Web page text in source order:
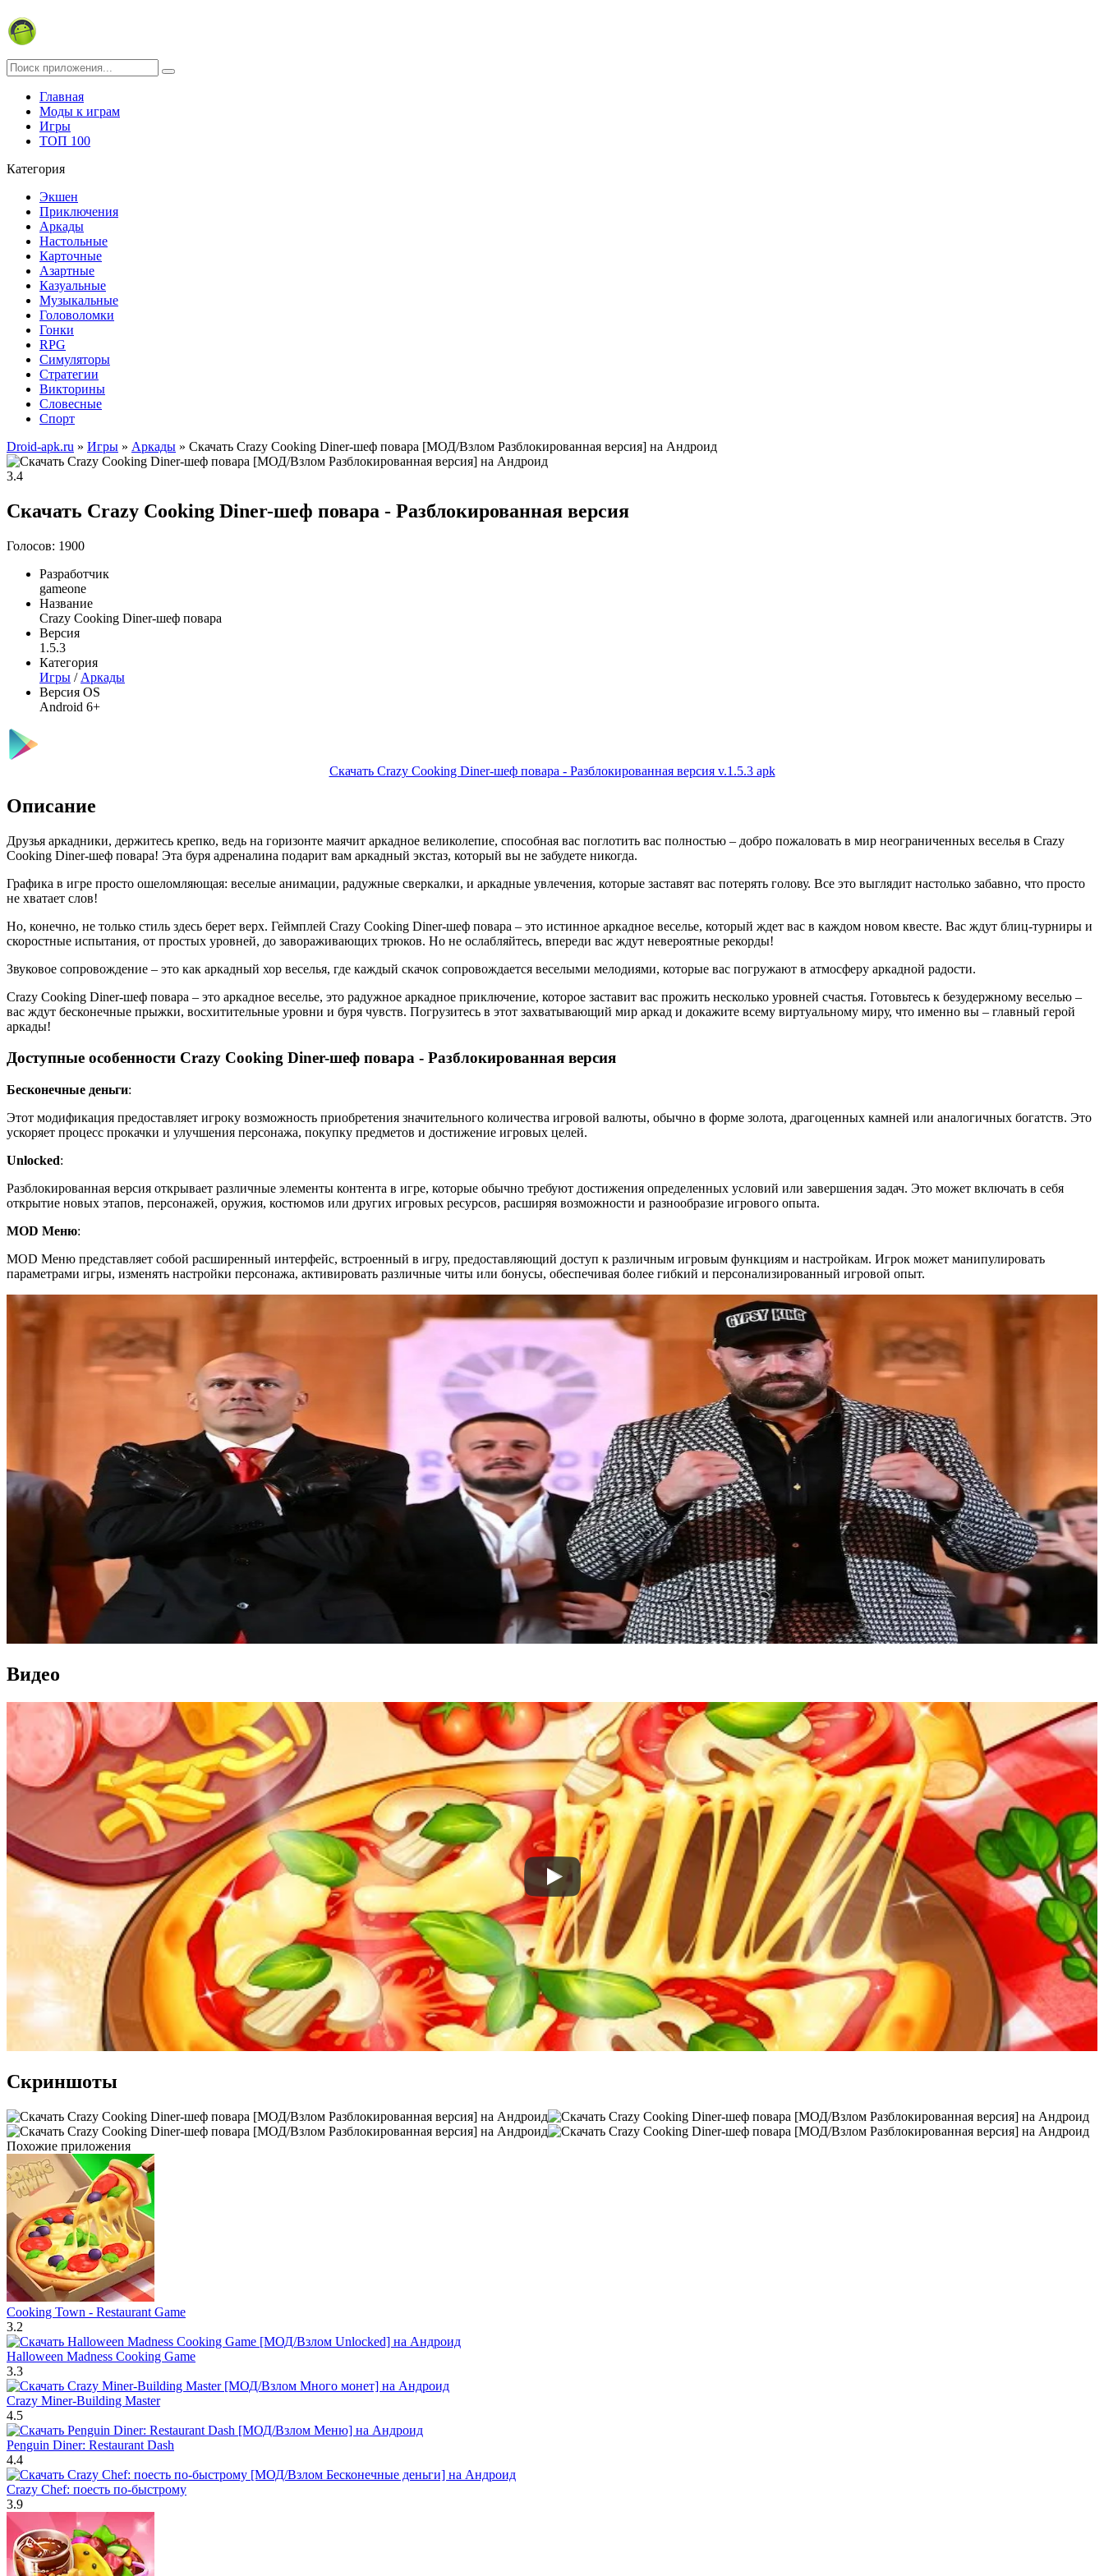
Главная
Моды к играм
Игры
ТОП 100
Категория
Экшен
Приключения
Аркады
Настольные
Карточные
Азартные
Казуальные
Музыкальные
Головоломки
Гонки
RPG
Симуляторы
Стратегии
Викторины
Словесные
Спорт
Droid-apk.ru » Игры » Аркады » Скачать Crazy Cooking Diner-шеф повара [МОД/Взлом Разблокированная версия] на Андроид
3.4
Скачать Crazy Cooking Diner-шеф повара - Разблокированная версия
Голосов: 1900
Разработчик
gameone
Название
Crazy Cooking Diner-шеф повара
Версия
1.5.3
Категория
Игры / Аркады
Версия OS
Android 6+
Скачать Crazy Cooking Diner-шеф повара - Разблокированная версия v.1.5.3 apk
Описание
Друзья аркадники, держитесь крепко, ведь на горизонте маячит аркадное великолепие, способная вас поглотить вас полностью – добро пожаловать в мир неограниченных веселья в Crazy
Cooking Diner-шеф повара! Эта буря адреналина подарит вам аркадный экстаз, который вы не забудете никогда.
Графика в игре просто ошеломляющая: веселые анимации, радужные сверкалки, и аркадные увлечения, которые заставят вас потерять голову. Все это выглядит настолько забавно, что просто
не хватает слов!
Но, конечно, не только стиль здесь берет верх. Геймплей Crazy Cooking Diner-шеф повара – это истинное аркадное веселье, который ждет вас в каждом новом квесте. Вас ждут блиц-турниры и
скоростные испытания, от простых уровней, до завораживающих трюков. Но не ослабляйтесь, впереди вас ждут невероятные рекорды!
Звуковое сопровождение – это как аркадный хор веселья, где каждый скачок сопровождается веселыми мелодиями, которые вас погружают в атмосферу аркадной радости.
Crazy Cooking Diner-шеф повара – это аркадное веселье, это радужное аркадное приключение, которое заставит вас прожить несколько уровней счастья. Готовьтесь к безудержному веселью –
вас ждут бесконечные прыжки, восхитительные уровни и буря чувств. Погрузитесь в этот захватывающий мир аркад и докажите всему виртуальному миру, что именно вы – главный герой
аркады!
Доступные особенности Crazy Cooking Diner-шеф повара - Разблокированная версия
Бесконечные деньги:
Этот модификация предоставляет игроку возможность приобретения значительного количества игровой валюты, обычно в форме золота, драгоценных камней или аналогичных богатств. Это
ускоряет процесс прокачки и улучшения персонажа, покупку предметов и достижение игровых целей.
Unlocked:
Разблокированная версия открывает различные элементы контента в игре, которые обычно требуют достижения определенных условий или завершения задач. Это может включать в себя
открытие новых этапов, персонажей, оружия, костюмов или других игровых ресурсов, расширяя возможности и разнообразие игрового опыта.
MOD Меню:
MOD Меню представляет собой расширенный интерфейс, встроенный в игру, предоставляющий доступ к различным игровым функциям и настройкам. Игрок может манипулировать
параметрами игры, изменять настройки персонажа, активировать различные читы или бонусы, обеспечивая более гибкий и персонализированный игровой опыт.
Видео
Скриншоты
Похожие приложения
Cooking Town - Restaurant Game
3.2
Halloween Madness Cooking Game
3.3
Crazy Miner-Building Master
4.5
Penguin Diner: Restaurant Dash
4.4
Crazy Chef: поесть по-быстрому
3.9